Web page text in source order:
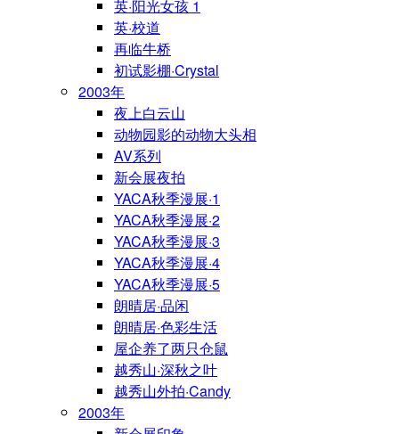
英·阳光女孩 1
英·校道
再临牛桥
初试影棚·Crystal
2003年
夜上白云山
动物园影的动物大头相
AV系列
新会展夜拍
YACA秋季漫展·1
YACA秋季漫展·2
YACA秋季漫展·3
YACA秋季漫展·4
YACA秋季漫展·5
朗晴居·品闲
朗晴居·色彩生活
屋企养了两只仓鼠
越秀山·深秋之叶
越秀山外拍·Candy
2003年